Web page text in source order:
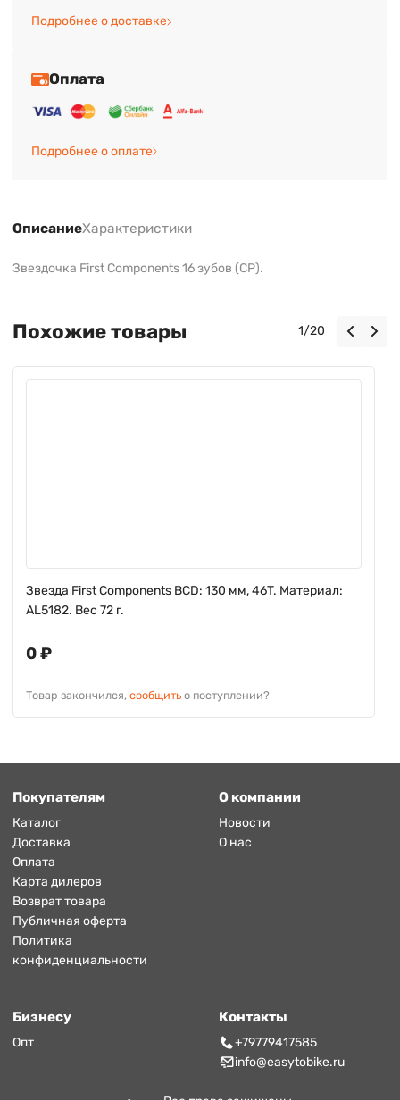
Подробнее о доставке
Оплата
Подробнее о оплате
ОписаниеХарактеристики
Звездочка First Components 16 зубов (СР).
Похожие товары 1/20
Звезда First Components BCD: 130 мм, 46T. Материал:
AL5182. Вес 72 г.
0 ₽
Товар закончился, сообщить о поступлении?
Покупателям
Каталог
Доставка
Оплата
Карта дилеров
Возврат товара
Публичная оферта
Политика
конфиденциальности
О компании
Новости
О нас
Бизнесу
Опт
Контакты
+79779417585
info@easytobike.ru